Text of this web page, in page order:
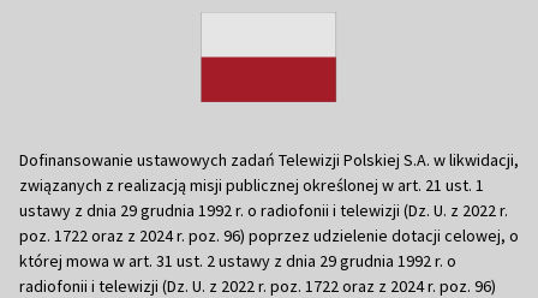
Dofinansowanie ustawowych zadań Telewizji Polskiej S.A. w likwidacji,
związanych z realizacją misji publicznej określonej w art. 21 ust. 1
ustawy z dnia 29 grudnia 1992 r. o radiofonii i telewizji (Dz. U. z 2022 r.
poz. 1722 oraz z 2024 r. poz. 96) poprzez udzielenie dotacji celowej, o
której mowa w art. 31 ust. 2 ustawy z dnia 29 grudnia 1992 r. o
radiofonii i telewizji (Dz. U. z 2022 r. poz. 1722 oraz z 2024 r. poz. 96)